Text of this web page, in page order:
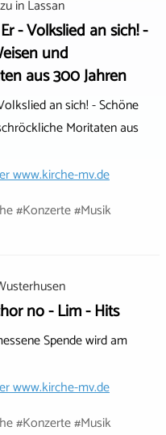
inLassan
- Volkslied an sich! -
und
aus 300 Jahren
an sich! - Schöne
Moritaten aus
www.kirche-mv.de
#Konzerte #Musik
no - Lim - Hits
Spende wird am
www.kirche-mv.de
#Konzerte #Musik